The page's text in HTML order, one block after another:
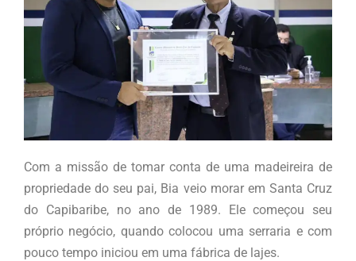
Com a missão de tomar conta de uma madeireira de
propriedade do seu pai, Bia veio morar em Santa Cruz
do Capibaribe, no ano de 1989. Ele começou seu
próprio negócio, quando colocou uma serraria e com
pouco tempo iniciou em uma fábrica de lajes.